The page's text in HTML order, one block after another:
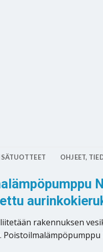
OHJEET,
rakennuksen